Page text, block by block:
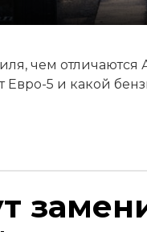
чем отличаются
Евро-5 и какой